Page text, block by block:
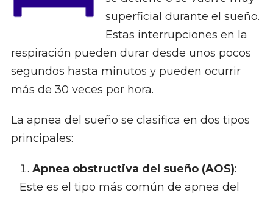
superficial durante el sueño.
Estas interrupciones en la
respiración pueden durar desde unos pocos
segundos hasta minutos y pueden ocurrir
más de 30 veces por hora.
La apnea del sueño se clasifica en dos tipos
principales:
Apnea obstructiva del sueño (AOS):
Este es el tipo más común de apnea del